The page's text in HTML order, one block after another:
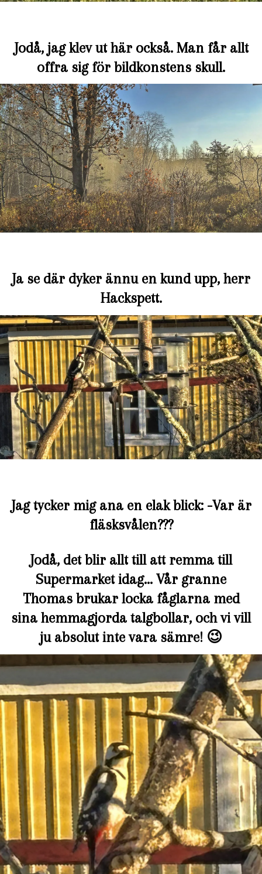
Jodå, jag klev ut här också. Man får allt
offra sig för bildkonstens skull.
Ja se där dyker ännu en kund upp, herr
Hackspett.
Jag tycker mig ana en elak blick: -Var är
fläsksvålen???
Jodå, det blir allt till att remma till
Supermarket idag… Vår granne
Thomas brukar locka fåglarna med
sina hemmagjorda talgbollar, och vi vill
ju absolut inte vara sämre! 😉